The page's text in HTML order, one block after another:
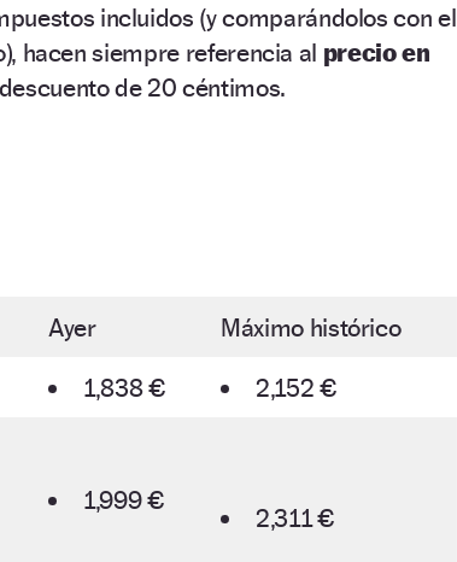
incluidos (y comparándolos con el
hacen siempre referencia al precio en
de 20 céntimos.
Ayer
Máximo histórico
1,838 € 2,152 €
1,999 €
2,311 €